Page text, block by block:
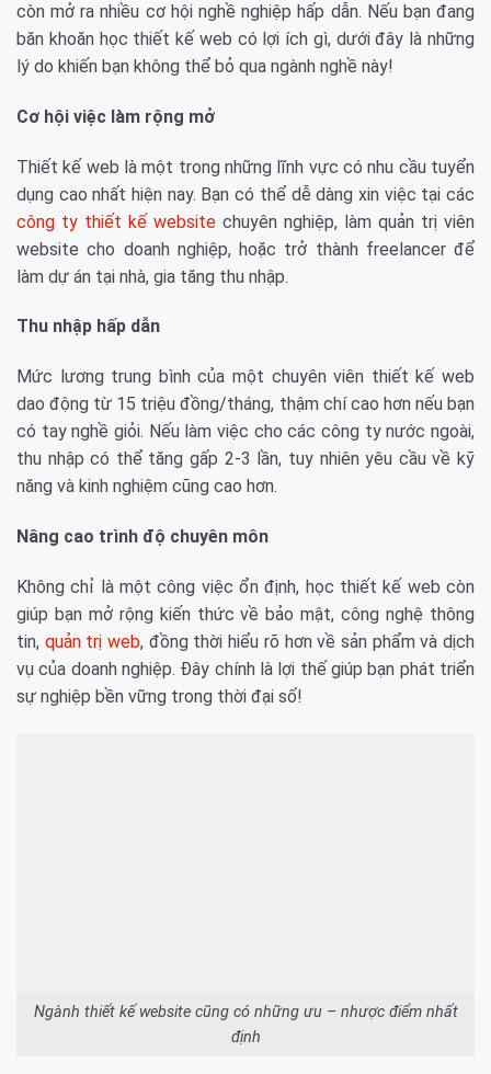
còn mở ra nhiều cơ hội nghề nghiệp hấp dẫn. Nếu bạn đang
băn khoăn học thiết kế web có lợi ích gì, dưới đây là những
lý do khiến bạn không thể bỏ qua ngành nghề này!
Cơ hội việc làm rộng mở
Thiết kế web là một trong những lĩnh vực có nhu cầu tuyển
dụng cao nhất hiện nay. Bạn có thể dễ dàng xin việc tại các
công ty thiết kế website chuyên nghiệp, làm quản trị viên
website cho doanh nghiệp, hoặc trở thành freelancer để
làm dự án tại nhà, gia tăng thu nhập.
Thu nhập hấp dẫn
Mức lương trung bình của một chuyên viên thiết kế web
dao động từ 15 triệu đồng/tháng, thậm chí cao hơn nếu bạn
có tay nghề giỏi. Nếu làm việc cho các công ty nước ngoài,
thu nhập có thể tăng gấp 2-3 lần, tuy nhiên yêu cầu về kỹ
năng và kinh nghiệm cũng cao hơn.
Nâng cao trình độ chuyên môn
Không chỉ là một công việc ổn định, học thiết kế web còn
giúp bạn mở rộng kiến thức về bảo mật, công nghệ thông
tin, quản trị web, đồng thời hiểu rõ hơn về sản phẩm và dịch
vụ của doanh nghiệp. Đây chính là lợi thế giúp bạn phát triển
sự nghiệp bền vững trong thời đại số!
Ngành thiết kế website cũng có những ưu – nhược điểm nhất
định